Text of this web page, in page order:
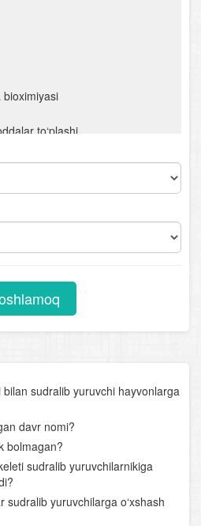
bioximiyasi
to‘plashi
sudralib yuruvchi hayvonlarga
davr nomi?
bolmagan?
sudralib yuruvchilarnikiga
sudralib yuruvchilarga o‘xshash